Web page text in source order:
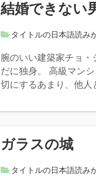
結婚できない
タイトルの日本語読み
腕のいい建築家チョ
だに独身。 高級マン
切にするあまり、他
ガラスの城
タイトルの日本語読み